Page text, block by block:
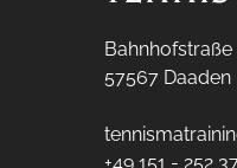
Bahnhofstraße
57567 Daaden
+49 151 - 252